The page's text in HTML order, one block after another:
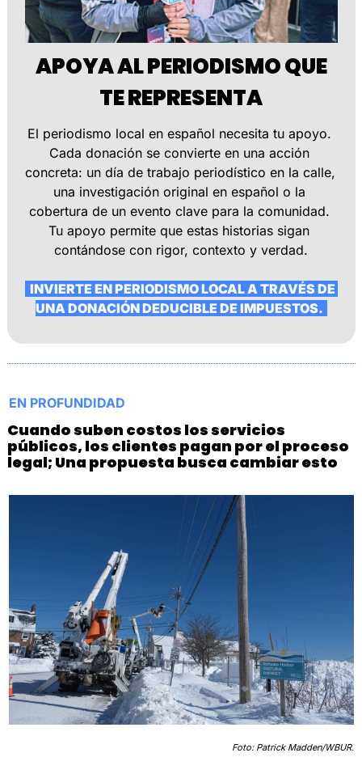
APOYA AL PERIODISMO QUE
TE REPRESENTA
El periodismo local en español necesita tu apoyo.
Cada donación se convierte en una acción
concreta: un día de trabajo periodístico en la calle,
una investigación original en español o la
cobertura de un evento clave para la comunidad.
Tu apoyo permite que estas historias sigan
contándose con rigor, contexto y verdad.
UNA DONACIÓN DEDUCIBLE DE IMPUESTOS.
EN PROFUNDIDAD
Cuando suben costos los servicios
públicos, los clientes pagan por el proceso
legal; Una propuesta busca cambiar esto
Foto: Patrick Madden/WBUR.